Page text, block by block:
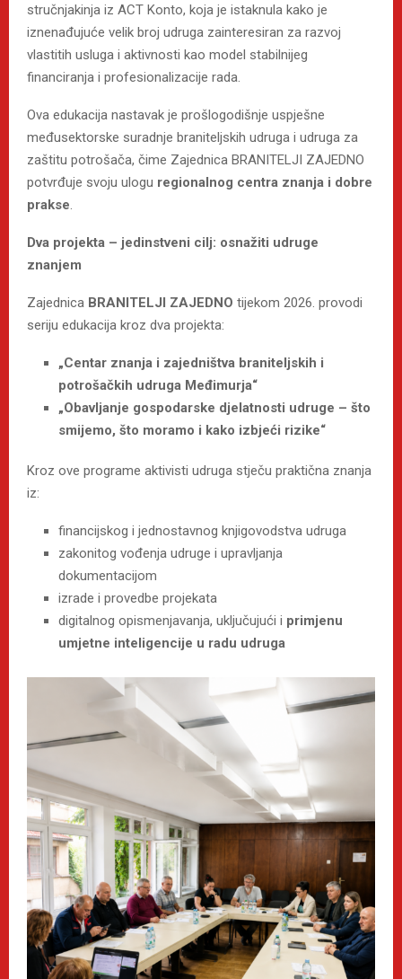
stručnjakinja iz ACT Konto, koja je istaknula kako je
iznenađujuće velik broj udruga zainteresiran za razvoj
vlastitih usluga i aktivnosti kao model stabilnijeg
financiranja i profesionalizacije rada.
Ova edukacija nastavak je prošlogodišnje uspješne
međusektorske suradnje braniteljskih udruga i udruga za
zaštitu potrošača, čime Zajednica BRANITELJI ZAJEDNO
potvrđuje svoju ulogu regionalnog centra znanja i dobre
prakse.
Dva projekta – jedinstveni cilj: osnažiti udruge
znanjem
Zajednica BRANITELJI ZAJEDNO tijekom 2026. provodi
seriju edukacija kroz dva projekta:
„Centar znanja i zajedništva braniteljskih i
potrošačkih udruga Međimurja“
„Obavljanje gospodarske djelatnosti udruge – što
smijemo, što moramo i kako izbjeći rizike“
Kroz ove programe aktivisti udruga stječu praktična znanja
iz:
financijskog i jednostavnog knjigovodstva udruga
zakonitog vođenja udruge i upravljanja
dokumentacijom
izrade i provedbe projekata
digitalnog opismenjavanja, uključujući i primjenu
umjetne inteligencije u radu udruga